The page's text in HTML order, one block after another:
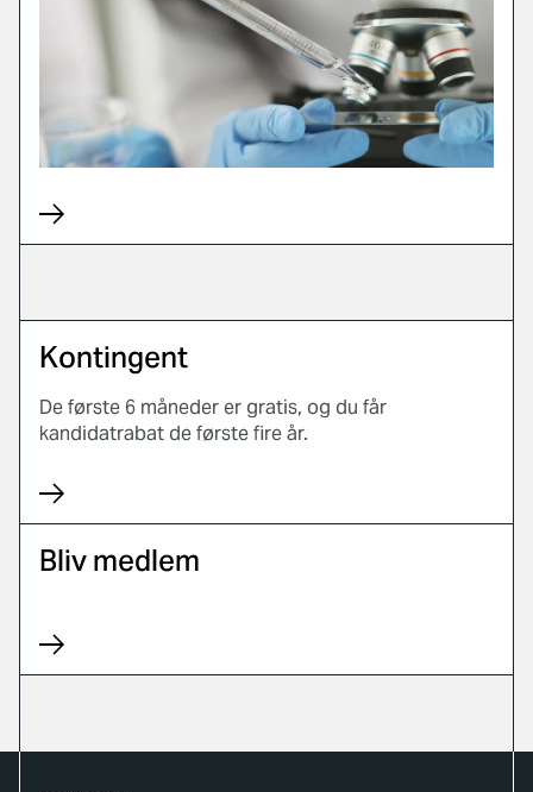
Kontingent
De første 6 måneder er gratis, og du får
kandidatrabat de første fire år.
Bliv medlem